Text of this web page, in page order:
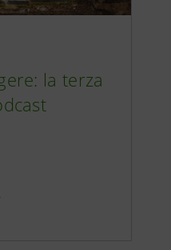
la terza